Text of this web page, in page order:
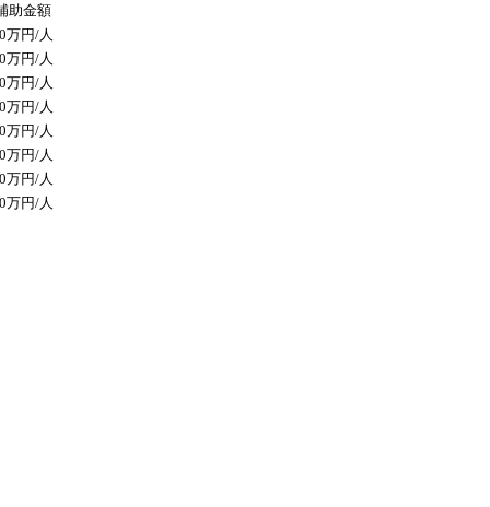
助金額
万円/人
万円/人
万円/人
万円/人
万円/人
万円/人
万円/人
万円/人